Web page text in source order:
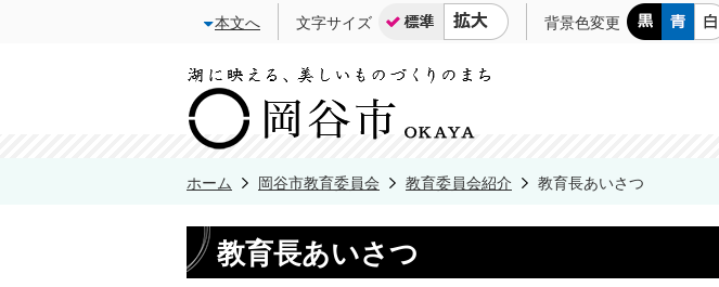
本文へ 文字サイズ 背景色変更
ホーム 岡谷市教育委員会 教育委員会紹介 教育長あいさつ
教育長あいさつ